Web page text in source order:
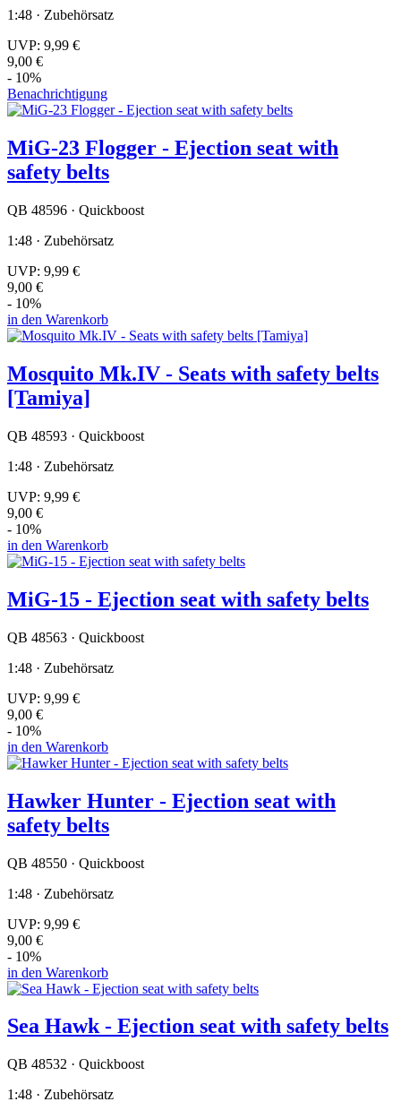
1:48 · Zubehörsatz
UVP: 9,99 €
9,00 €
- 10%
Benachrichtigung
MiG-23 Flogger - Ejection seat with
safety belts
QB 48596 · Quickboost
1:48 · Zubehörsatz
UVP: 9,99 €
9,00 €
- 10%
in den Warenkorb
Mosquito Mk.IV - Seats with safety belts
[Tamiya]
QB 48593 · Quickboost
1:48 · Zubehörsatz
UVP: 9,99 €
9,00 €
- 10%
in den Warenkorb
MiG-15 - Ejection seat with safety belts
QB 48563 · Quickboost
1:48 · Zubehörsatz
UVP: 9,99 €
9,00 €
- 10%
in den Warenkorb
Hawker Hunter - Ejection seat with
safety belts
QB 48550 · Quickboost
1:48 · Zubehörsatz
UVP: 9,99 €
9,00 €
- 10%
in den Warenkorb
Sea Hawk - Ejection seat with safety belts
QB 48532 · Quickboost
1:48 · Zubehörsatz